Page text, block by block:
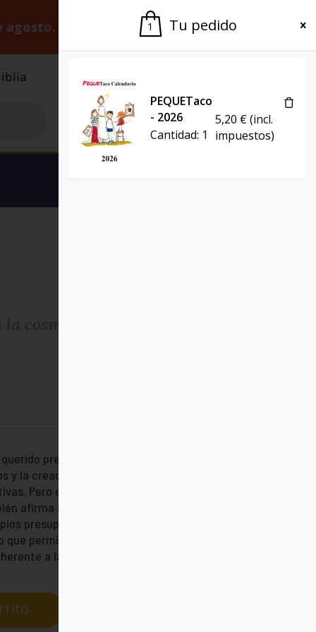
agosto. Gracias por la paciencia.
prescindir de la filosofía y la
y la creación, para afirmar que la ciencia
Pero el libro de Alcalde no solo
afirma que muchos teólogos han
presupuestos filosóficos y teológicos.
permite acercarnos con el
a la cosmología moderna.
1 Tu pedido
PEQUETaco
- 2026
Cantidad: 1
5,20 €(incl.
impuestos)